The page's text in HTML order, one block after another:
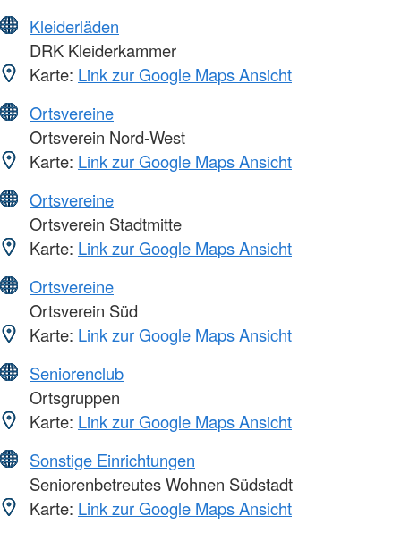
Kleiderläden
DRK Kleiderkammer
Karte: Link zur Google Maps Ansicht
Ortsvereine
Ortsverein Nord-West
Karte: Link zur Google Maps Ansicht
Ortsvereine
Ortsverein Stadtmitte
Karte: Link zur Google Maps Ansicht
Ortsvereine
Ortsverein Süd
Karte: Link zur Google Maps Ansicht
Seniorenclub
Ortsgruppen
Karte: Link zur Google Maps Ansicht
Sonstige Einrichtungen
Seniorenbetreutes Wohnen Südstadt
Karte: Link zur Google Maps Ansicht